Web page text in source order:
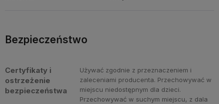
Bezpieczeństwo
Certyfikaty i
ostrzeżenie
bezpieczeństwa
Używać zgodnie z przeznaczeniem i
zaleceniami producenta. Przechowywać w
miejscu niedostępnym dla dzieci.
Przechowywać w suchym miejscu, z dala